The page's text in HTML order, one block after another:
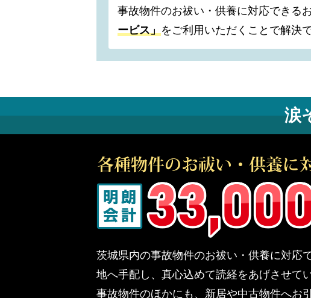
事故物件のお祓い・供養に対応できる
ービス」をご利用いただくことで解決
涙
茨城県内の事故物件のお祓い・供養に対応
地へ手配し、真心込めて読経をあげさせて
事故物件のほかにも、新居や中古物件へお